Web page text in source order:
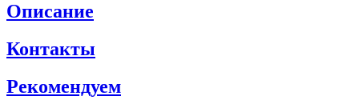
Описание
Контакты
Рекомендуем